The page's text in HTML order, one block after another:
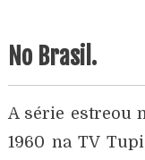
No Brasil.
A série estreou
1960 na TV